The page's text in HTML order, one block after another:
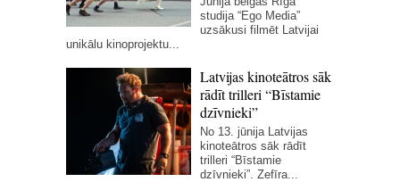
studija “Ego Media”
uzsākusi filmēt Latvijai
unikālu kinoprojektu...
Latvijas kinoteātros sāk
rādīt trilleri “Bīstamie
dzīvnieki”
No 13. jūnija Latvijas
kinoteātros sāk rādīt
trilleri “Bīstamie
dzīvnieki”. Zefīra...